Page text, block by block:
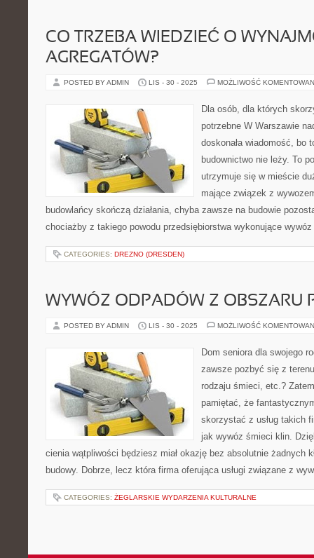
CO TRZEBA WIEDZIEĆ O
AGREGATÓW?
POSTED BY ADMIN LIS - 30 - 2025 MOŻLIWOŚĆ
Dla osób, dla których
potrzebne W Warszawie
doskonała wiadomość, bo
budownictwo nie leży. To
utrzymuje się w mieście
mające związek z
budowlańcy skończą działania, chyba zawsze na budowie
chociażby z takiego powodu przedsiębiorstwa wykonujące
CATEGORIES: DREZNO (DRESDEN)
WYWÓZ ODPADÓW Z OBSZARU
POSTED BY ADMIN LIS - 30 - 2025 MOŻLIWOŚĆ
Dom seniora dla swojego
zawsze pozbyć się z
rodzaju śmieci, etc.?
pamiętać, że
skorzystać z usług takich
jak wywóz śmieci klin.
cienia wątpliwości będziesz miał okazję bez absolutnie żadnych
budowy. Dobrze, lecz która firma oferująca usługi związane z
CATEGORIES: ŻEGLARSKIE WYDARZENIA KULTURALNE